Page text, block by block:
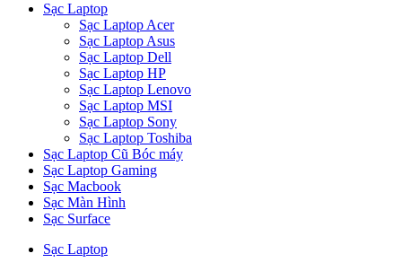
Sạc Laptop
Sạc Laptop Acer
Sạc Laptop Asus
Sạc Laptop Dell
Sạc Laptop HP
Sạc Laptop Lenovo
Sạc Laptop MSI
Sạc Laptop Sony
Sạc Laptop Toshiba
Sạc Laptop Cũ Bóc máy
Sạc Laptop Gaming
Sạc Macbook
Sạc Màn Hình
Sạc Surface
Sạc Laptop